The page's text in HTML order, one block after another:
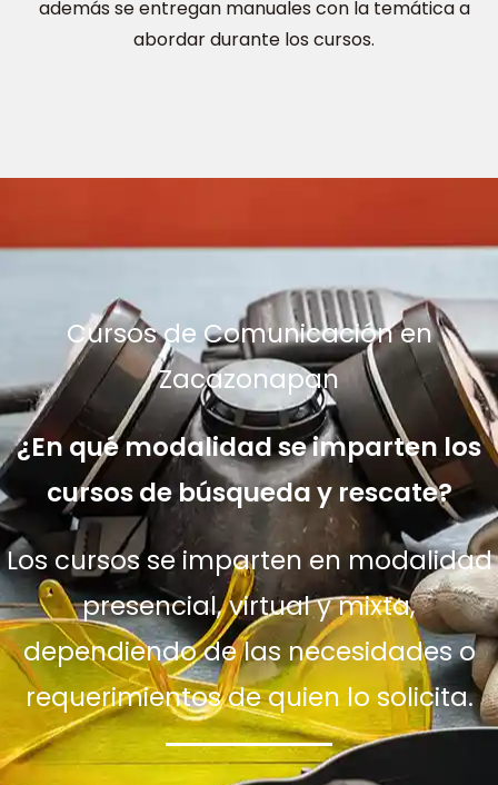
además se entregan manuales con la temática a
abordar durante los cursos.
Cursos de Comunicación en
Zacazonapan
¿En qué modalidad se imparten los
cursos de búsqueda y rescate?
Los cursos se imparten en modalidad
presencial, virtual y mixta,
dependiendo de las necesidades o
requerimientos de quien lo solicita.